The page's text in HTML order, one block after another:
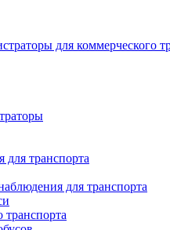
для коммерческого
транспорта
для транспорта